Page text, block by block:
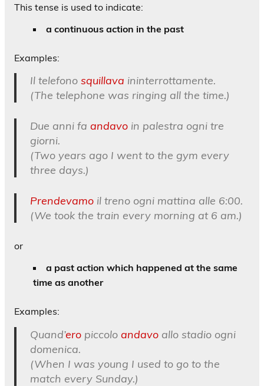
This tense is used to indicate:
a continuous action in the past
Examples:
Il telefono squillava ininterrottamente.
(The telephone was ringing all the time.)
Due anni fa andavo in palestra ogni tre
giorni.
(Two years ago I went to the gym every
three days.)
Prendevamo il treno ogni mattina alle 6:00.
(We took the train every morning at 6 am.)
or
a past action which happened at the same
time as another
Examples:
Quand’eropiccolo andavo allo stadio ogni
domenica.
(When I was young I used to go to the
match every Sunday.)